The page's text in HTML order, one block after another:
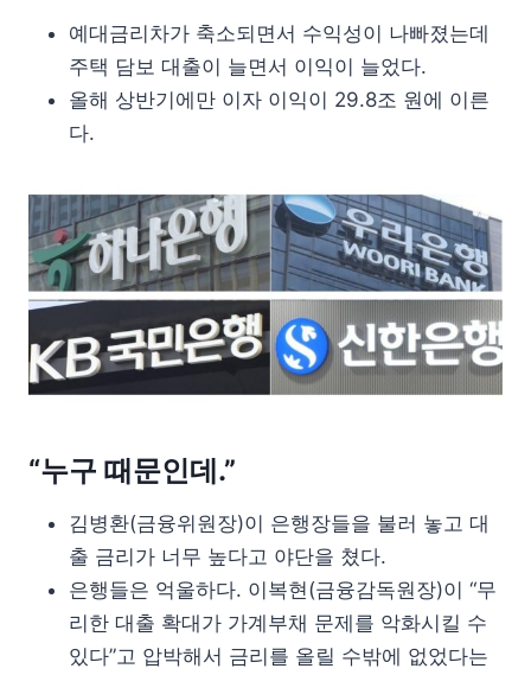
예대금리차가 축소되면서 수익성이 나빠졌는데
주택 담보 대출이 늘면서 이익이 늘었다.
올해 상반기에만 이자 이익이 29.8조 원에 이른
다.
“누구 때문인데.”
김병환(금융위원장)이 은행장들을 불러 놓고 대
출 금리가 너무 높다고 야단을 쳤다.
은행들은 억울하다. 이복현(금융감독원장)이 “무
리한 대출 확대가 가계부채 문제를 악화시킬 수
있다”고 압박해서 금리를 올릴 수밖에 없었다는